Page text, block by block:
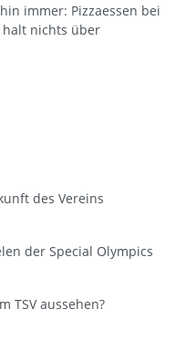
immer: Pizzaessen bei
halt nichts über
des Vereins
der Special Olympics
TSV aussehen?